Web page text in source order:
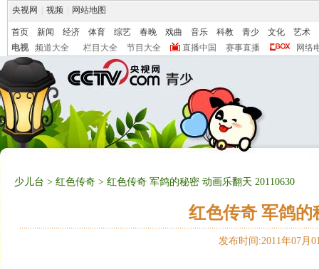
央视网 视频 网站地图
首页 新闻 经济 体育 综艺 春晚 戏曲 音乐 科教 青少 文化
艺术
电视
频道大全 栏目大全 节目大全 直播中国 赛事直播 网络
少儿台 > 红色传奇 > 红色传奇 军鸽的秘密 动画乐翻天 20110630
红色传奇 军鸽的
发布时间:2011年07月